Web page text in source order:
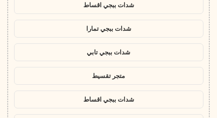
شدات ببجي اقساط
شدات ببجي تمارا
شدات ببجي تابي
متجر تقسيط
شدات ببجي اقساط